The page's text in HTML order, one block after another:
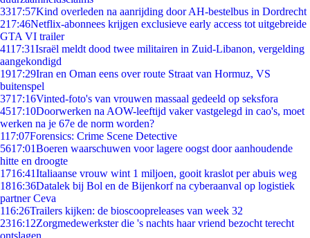
3317:57Kind overleden na aanrijding door AH-bestelbus in Dordrecht
217:46Netflix-abonnees krijgen exclusieve early access tot uitgebreide
GTA VI trailer
4117:31Israël meldt dood twee militairen in Zuid-Libanon, vergelding
aangekondigd
1917:29Iran en Oman eens over route Straat van Hormuz, VS
buitenspel
3717:16Vinted-foto's van vrouwen massaal gedeeld op seksfora
4517:10Doorwerken na AOW-leeftijd vaker vastgelegd in cao's, moet
werken na je 67e de norm worden?
117:07Forensics: Crime Scene Detective
5617:01Boeren waarschuwen voor lagere oogst door aanhoudende
hitte en droogte
1716:41Italiaanse vrouw wint 1 miljoen, gooit kraslot per abuis weg
1816:36Datalek bij Bol en de Bijenkorf na cyberaanval op logistiek
partner Ceva
116:26Trailers kijken: de bioscoopreleases van week 32
2316:12Zorgmedewerkster die 's nachts haar vriend bezocht terecht
ontslagen